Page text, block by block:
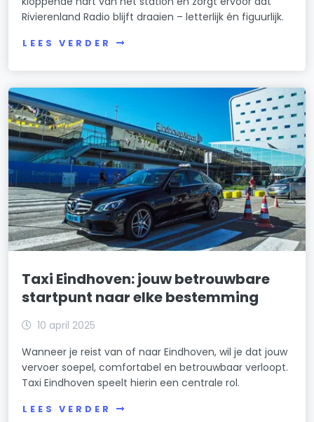
Rivierenland Radio blijft draaien – letterlijk én figuurlijk.
LEES VERDER
Taxi Eindhoven: jouw betrouwbare
startpunt naar elke bestemming
10 april 2025
Wanneer je reist van of naar Eindhoven, wil je dat jouw
vervoer soepel, comfortabel en betrouwbaar verloopt.
Taxi Eindhoven speelt hierin een centrale rol.
LEES VERDER